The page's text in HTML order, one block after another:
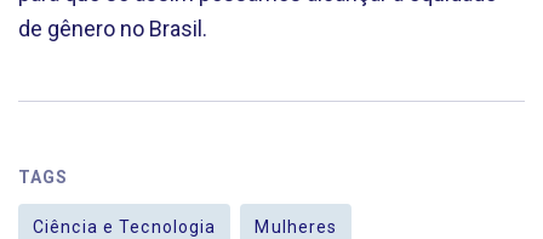
de gênero no Brasil.
TAGS
Ciência e Tecnologia Mulheres